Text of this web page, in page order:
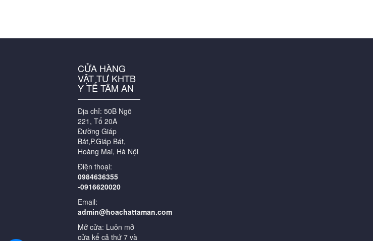
CỬA HÀNG
VẬT TƯ KHTB
Y TẾ TÂM AN
Địa chỉ: 50B Ngõ
221, Tổ 20A
Đường Giáp
Bát,P.Giáp Bát,
Hoàng Mai, Hà Nội
Điện thoại:
0984636355
-0916620020
Email:
admin@hoachattaman.com
Mở cửa: Luôn mở
cửa kể cả thứ 7 và